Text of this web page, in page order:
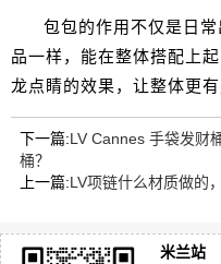
包包的作用不仅是日
品一样，能在整体搭配上
龙点睛的效果，让整体更有
下一篇:LV Cannes 手袋发财
桶？
上一篇:LV项链什么材质做的
米兰站